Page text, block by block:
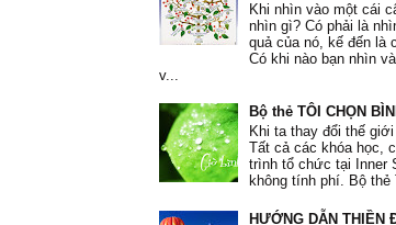
"Các bài tập thực hành giúp em
nhiều điều từ chính bản thân mình
sống, đặc biệt là bài tập trao yêu
Lương Hà, 20 tuổi
Khi nhìn vào một cái
nhìn gì? Có phải là
quả của nó, kế đến là
Có khi nào bạn nhìn
v...
Bộ thẻ TÔI CHỌN
Khi ta thay đổi thế giới
Tất cả các khóa học,
trình tổ chức tại Inner
không tính phí. Bộ thẻ
HƯỚNG DẪN THIỀN